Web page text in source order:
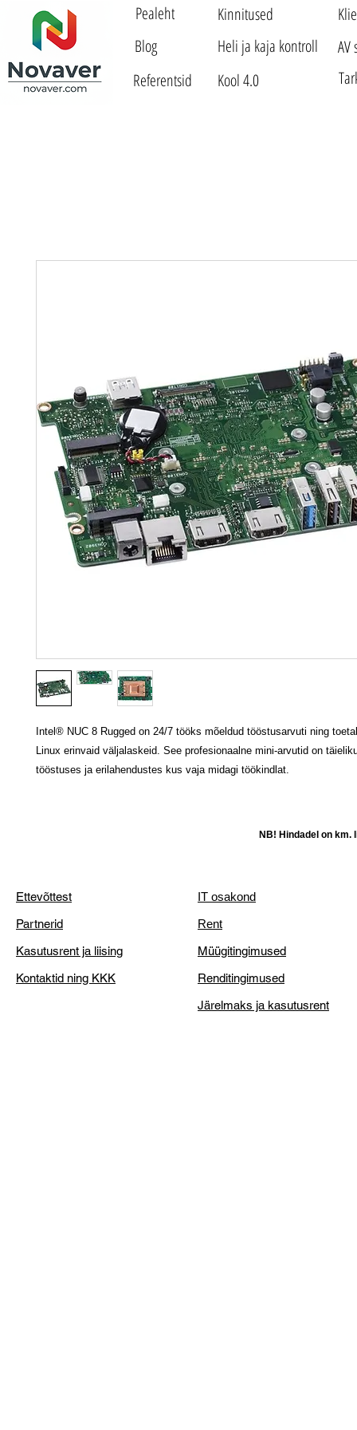
Pealeht
Blog
Referentsid
Heli ja kaja kontroll
Kinnitused
Kool 4.0
Intel® NUC 8 Rugged on 24/7 tööks mõeldud tööstusarvuti ning
Linux erinvaid väljalaskeid. See profesionaalne mini-arvutid on
tööstuses ja erilahendustes kus vaja midagi töökindlat.
NB! Hindadel on km.
Ettevõttest
Partnerid
Kasutusrent ja liising
Kontaktid ning KKK
IT osakond
Rent
Müügitingimused
Renditingimused
Järelmaks ja kasutusrent